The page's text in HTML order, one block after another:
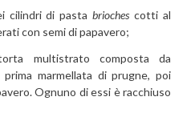
cilindri di pasta brioches cotti al
con semi di papavero;
multistrato composta da
marmellata di prugne, poi
Ognuno di essi è racchiuso